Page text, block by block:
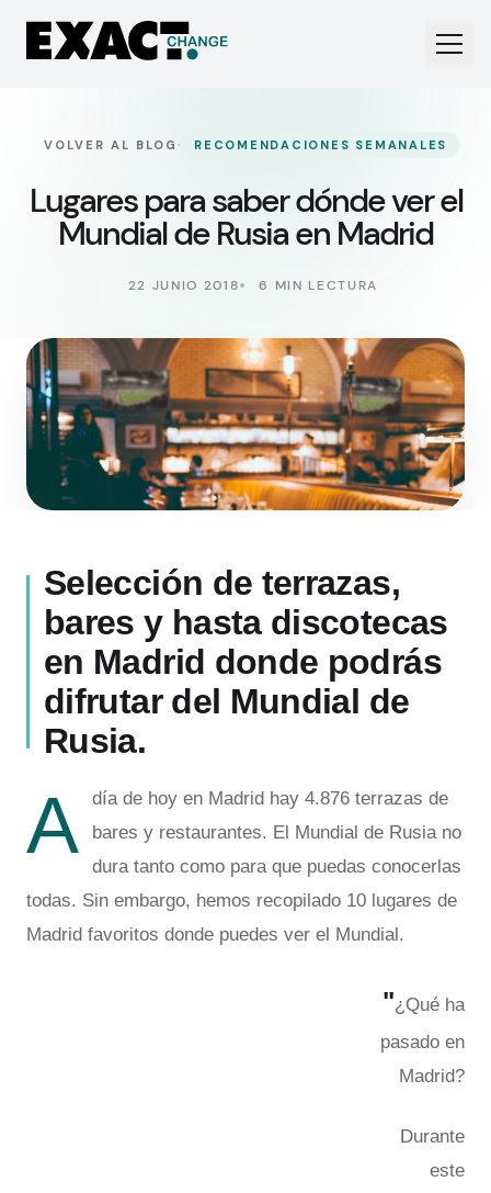
VOLVER AL BLOG · RECOMENDACIONES SEMANALES
Lugares para saber dónde ver el
Mundial de Rusia en Madrid
22 JUNIO 2018 6 MIN LECTURA
Selección de terrazas,
bares y hasta discotecas
en Madrid donde podrás
difrutar del Mundial de
Rusia.
A
día de hoy en Madrid hay 4.876 terrazas de
bares y restaurantes. El Mundial de Rusia no
dura tanto como para que puedas conocerlas
todas. Sin embargo, hemos recopilado 10 lugares de
Madrid favoritos donde puedes ver el Mundial.
"¿Qué ha
pasado en
Madrid?
Durante
este